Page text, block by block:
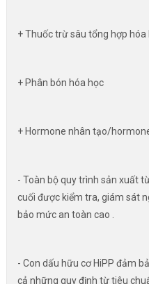
+ Thuốc trừ sâu tổng hợp
+ Phân bón hóa học
+ Hormone nhân tạo/
- Toàn bộ quy trình sản xuất
cuối được kiểm tra, giám sát
bảo mức an toàn cao .
- Con dấu hữu cơ HiPP đảm
cả những quy định từ tiêu